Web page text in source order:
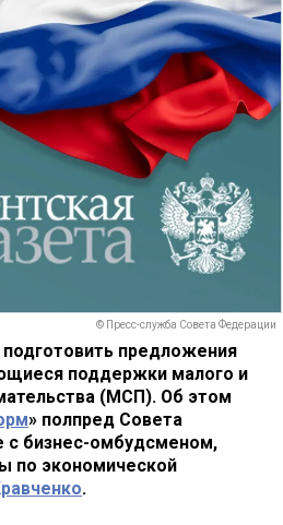
© Пресс-служба Совета Федерации
предложения
поддержки малого и
(МСП). Об этом
» полпред Совета
с бизнес-омбудсменом,
по экономической
.